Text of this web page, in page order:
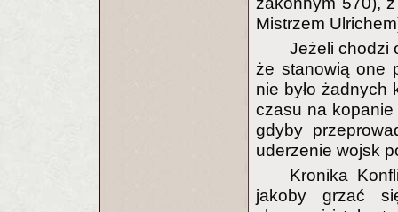
Mistrzem
Jeżeli chodzi
że stanowią one
nie było żadnych
czasu na kopanie
gdyby
uderzenie wojsk
Kronika
jakoby grzać